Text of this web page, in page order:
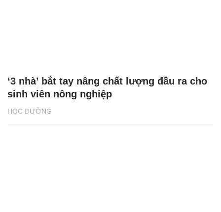
HỌC ĐƯỜNG
‘3 nhà’ bắt tay nâng chất lượng đầu ra cho
sinh viên nông nghiệp